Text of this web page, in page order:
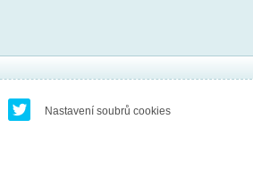
Nastavení soubrů cookies